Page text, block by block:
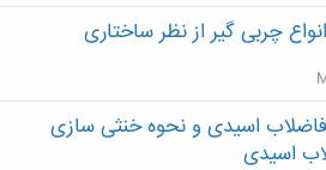
چربی گیر از نظر ساختاری
اسیدی و نحوه خنثی سازی
اسیدی